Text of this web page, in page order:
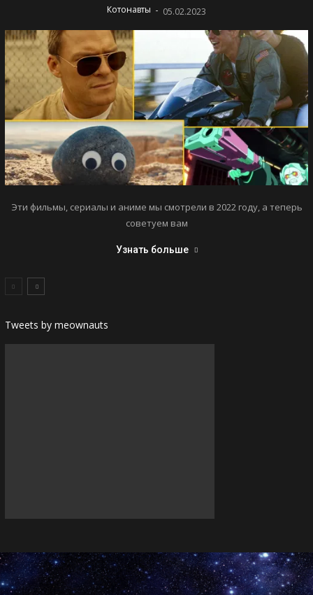
Котонавты - 05.02.2023
Эти фильмы, сериалы и аниме мы смотрели в 2022 году, а теперь
советуем вам
Узнать больше
Tweets by meownauts